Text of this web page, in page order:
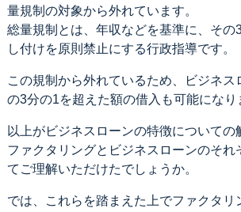
量規制の対象から外れています。
総量規制とは、年収などを基準に、その
し付けを原則禁止にする行政指導です。
この規制から外れているため、ビジネス
の3分の1を超えた額の借入も可能になり
以上がビジネスローンの特徴についての
ファクタリングとビジネスローンのそれ
てご理解いただけたでしょうか。
では、これらを踏まえた上でファクタリ